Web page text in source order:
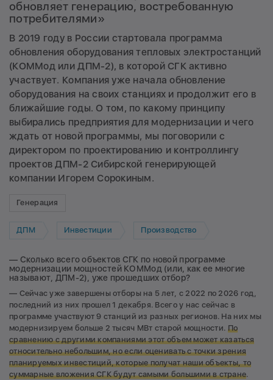
обновляет генерацию, востребованную
потребителями»
В 2019 году в России стартовала программа
обновления оборудования тепловых электростанций
(КОММод или ДПМ-2), в которой СГК активно
участвует. Компания уже начала обновление
оборудования на своих станциях и продолжит его в
ближайшие годы. О том, по какому принципу
выбирались предприятия для модернизации и чего
ждать от новой программы, мы поговорили с
директором по проектированию и контроллингу
проектов ДПМ-2 Сибирской генерирующей
компании Игорем Сорокиным.
Генерация
ДПМ Инвестиции Производство
— Сколько всего объектов СГК по новой программе
модернизации мощностей КОММод (или, как ее многие
называют, ДПМ-2), уже прошедших отбор?
— Сейчас уже завершены отборы на 5 лет, с 2022 по 2026 год,
последний из них прошел 1 декабря. Всего у нас сейчас в
программе участвуют 9 станций из разных регионов. На них мы
модернизируем больше 2 тысяч МВт старой мощности. По
сравнению с другими компаниями этот объем может казаться
относительно небольшим, но если оценивать с точки зрения
планируемых инвестиций, которые получат наши объекты, то
суммарные вложения СГК будут самыми большими в стране.